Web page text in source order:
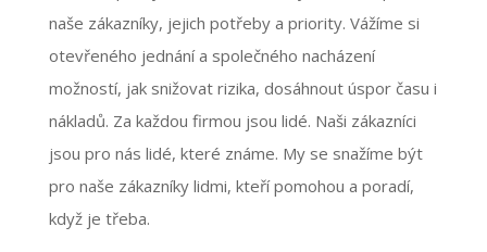
naše zákazníky, jejich potřeby a priority. Vážíme si
otevřeného jednání a společného nacházení
možností, jak snižovat rizika, dosáhnout úspor času i
nákladů. Za každou firmou jsou lidé. Naši zákazníci
jsou pro nás lidé, které známe. My se snažíme být
pro naše zákazníky lidmi, kteří pomohou a poradí,
když je třeba.